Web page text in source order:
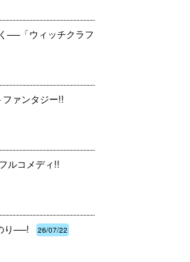
──「ウィッチクラフ
ァンタジー!!
ルコメディ!!
り──! 26/07/22